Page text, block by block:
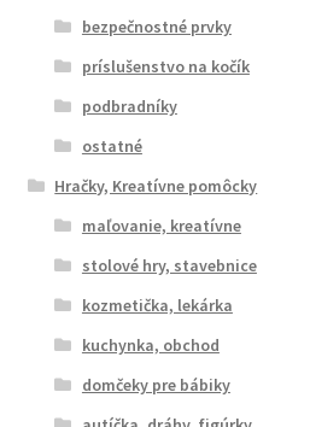
bezpečnostné prvky
príslušenstvo na kočík
podbradníky
ostatné
Hračky, Kreatívne pomôcky
maľovanie, kreatívne
stolové hry, stavebnice
kozmetička, lekárka
kuchynka, obchod
domčeky pre bábiky